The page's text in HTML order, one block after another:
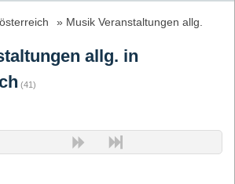
Musik Veranstaltungen allg.
allg. in
(41)